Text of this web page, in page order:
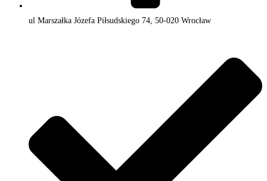
ul Marszałka Józefa Piłsudskiego 74, 50-020 Wrocław